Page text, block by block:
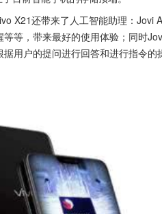
X21还带来了人工智能助理：Jovi
等等，带来最好的使用体验；同时
用户的提问进行回答和进行指令的